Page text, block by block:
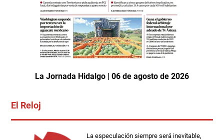
La Jornada Hidalgo | 06 de agosto de 2026
El Reloj
La especulación siempre será inevitable,